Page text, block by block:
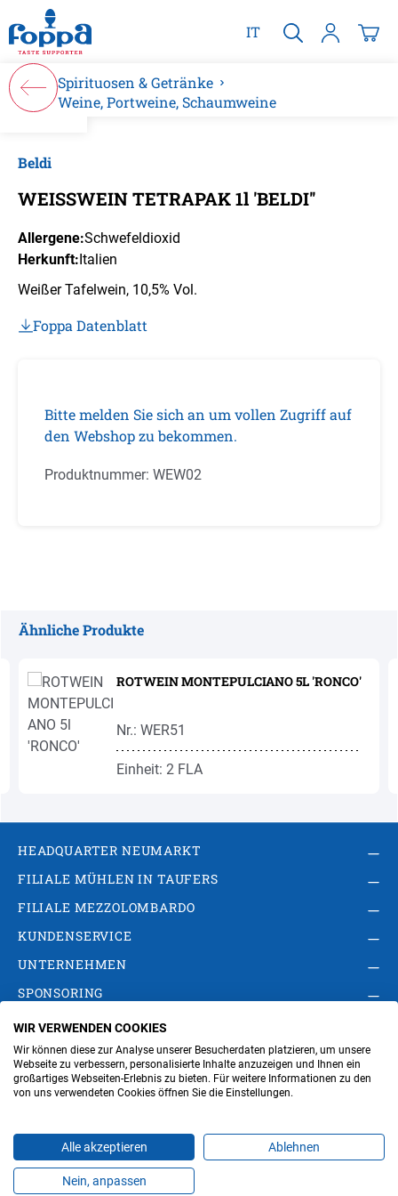
springen
IT
Produkte Favoriten Themen
Spirituosen & Getränke
Weine, Portweine, Schaumweine
Beldi
WEISSWEIN TETRAPAK 1l 'BELDI''
Allergene:Schwefeldioxid
Herkunft:Italien
Weißer Tafelwein, 10,5% Vol.
Foppa Datenblatt
Bitte melden Sie sich an um vollen Zugriff auf
den Webshop zu bekommen.
Produktnummer: WEW02
Ähnliche Produkte
ROTWEIN MONTEPULCIANO 5L 'RONCO'
Nr.: WER51
Einheit: 2 FLA
HEADQUARTER NEUMARKT
FILIALE MÜHLEN IN TAUFERS
FILIALE MEZZOLOMBARDO
KUNDENSERVICE
UNTERNEHMEN
SPONSORING
AGB Privacy Policy
Impressum
Cookie-Einstellungen ändern
Verwaltung
WIR VERWENDEN COOKIES
Wir können diese zur Analyse unserer Besucherdaten platzieren, um unsere
Webseite zu verbessern, personalisierte Inhalte anzuzeigen und Ihnen ein
großartiges Webseiten-Erlebnis zu bieten. Für weitere Informationen zu den
von uns verwendeten Cookies öffnen Sie die Einstellungen.
Alle akzeptieren Ablehnen
Nein, anpassen